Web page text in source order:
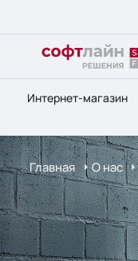
Интернет-магазин
Главная О нас